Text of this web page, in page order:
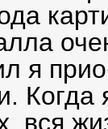
я
Когда
вся